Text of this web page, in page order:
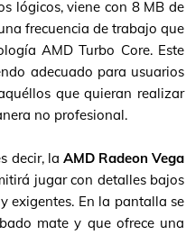
lógicos, viene con 8 MB de
frecuencia de trabajo que
AMD Turbo Core. Este
adecuado para usuarios
que quieran realizar
no profesional.
decir, la AMD Radeon Vega
jugar con detalles bajos
exigentes. En la pantalla se
mate y que ofrece una